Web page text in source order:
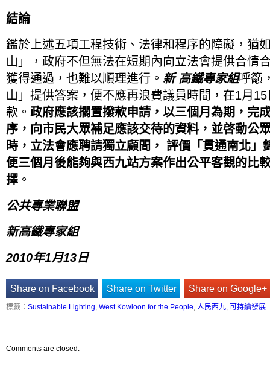
結論
鑑於上述五項工程技術、法律和程序的障礙，猶
山」，政府不但無法在短期內向立法會提供合情
獲得通過，也難以順理進行。 新 高鐵專家組呼籲
山」提供答案，便不應再浪費議員時間，在1月
款。 政府應該擱置撥款申請，以三個月為期，完
序，向市民大眾補足應該交待的資料，並啓動公
時，立法會應聘請獨立顧問， 評價「貫通南北」
便三個月後能夠與西九站方案作出公平客觀的比
擇 。
公共專業聯盟
新高鐵專家組
2010年1月13日
Share on Facebook Share on Twitter Share on Google+
標籤： Sustainable Lighting, West Kowloon for the People, 人民西九, 可持續發展
Comments are closed.